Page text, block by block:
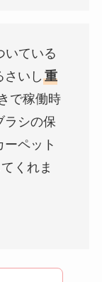
いている
さいし 重
で稼働時
ラシの保
ペット
くれま